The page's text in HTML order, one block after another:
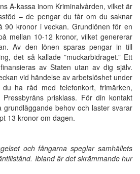
A-kassa inom Kriminalvården, vilket är
– de pengar du får om du saknar
90 kronor i veckan. Grundlönen för en
mellan 10-12 kronor, vilket genererar
Av den lönen sparas pengar in till
det så kallade ”muckarbidraget.” Ett
av Staten utan av dig själv.
vid händelse av arbetslöshet under
ha råd med telefonkort, frimärken,
prisklass. För din kontakt
grundläggande behov och laster svarar
13 kronor om dagen.
och fångarna speglar samhällets
Ibland är det skrämmande hur